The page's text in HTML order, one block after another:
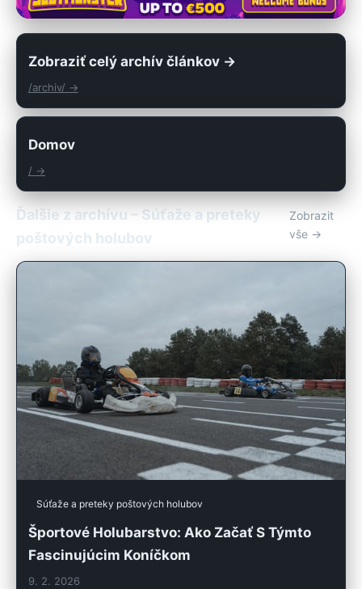
Zobraziť celý archív článkov →
/archiv/ →
Domov
/ →
Ďalšie z archívu – Súťaže a preteky
poštových holubov
Zobrazit
vše →
Súťaže a preteky poštových holubov
Športové Holubarstvo: Ako Začať S Týmto
Fascinujúcim Koníčkom
9. 2. 2026